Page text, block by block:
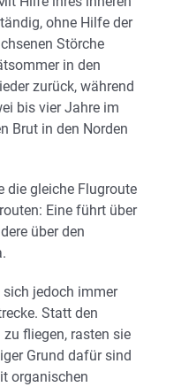
ohne Hilfe der
Störche
in den
zurück, während
bis vier Jahre im
Brut in den Norden
die gleiche Flugroute
Eine führt über
über den
jedoch immer
Statt den
fliegen, rasten sie
Grund dafür sind
organischen